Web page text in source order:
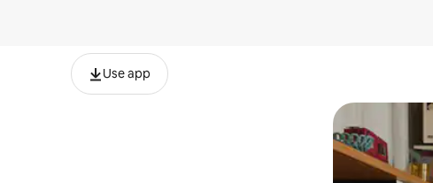
Use app